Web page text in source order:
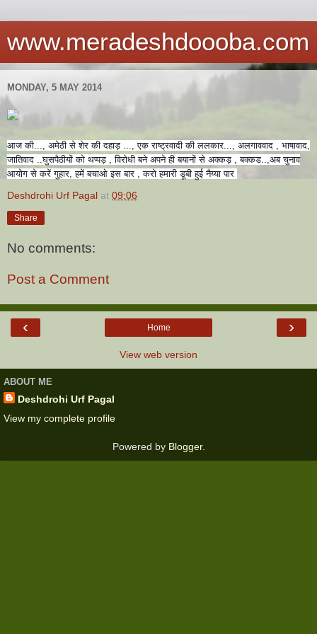
www.meradeshdoooba.com
MONDAY, 5 MAY 2014
आज की..., अमेठी से शेर की दहाड़ ..., एक राष्ट्रवादी की ललकार..., अलगाववाद , भाषावाद,
जातिवाद ..घुसपैठीयों को थप्पड़ , विरोधी बने अपने ही बयानों से अक्कड़ , बक्कड..,अब चुनाव
आयोग से करें गुहार, हमें बचाओ इस बार , करो हमारी डूबी हुई नैय्या पार
Deshdrohi Urf Pagal at 09:06
Share
No comments:
Post a Comment
‹ ›
Home
View web version
ABOUT ME
Deshdrohi Urf Pagal
View my complete profile
Powered by Blogger.